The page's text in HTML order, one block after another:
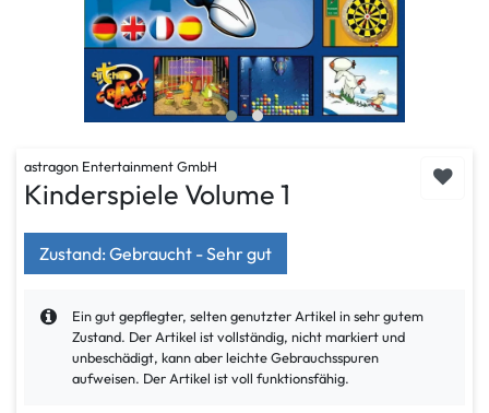
astragon Entertainment GmbH
Kinderspiele Volume 1
Zustand: Gebraucht - Sehr gut
Ein gut gepflegter, selten genutzter Artikel in sehr gutem
Zustand. Der Artikel ist vollständig, nicht markiert und
unbeschädigt, kann aber leichte Gebrauchsspuren
aufweisen. Der Artikel ist voll funktionsfähig.